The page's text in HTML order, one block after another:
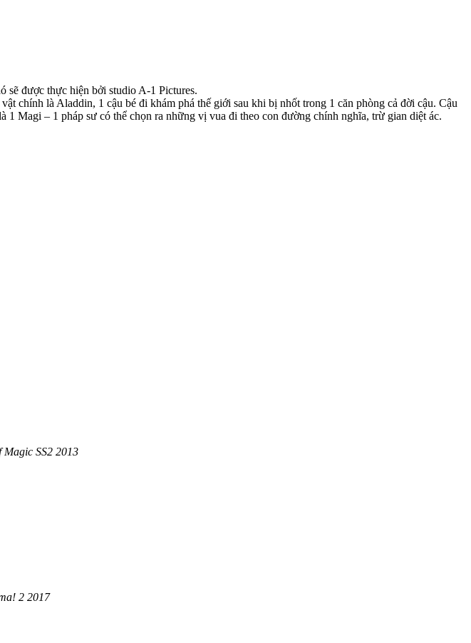
sẽ được thực hiện bởi studio A-1 Pictures.
chính là Aladdin, 1 cậu bé đi khám phá thế giới sau khi bị nhốt trong 1 căn phòng cả đời cậu. Cậu
Magi – 1 pháp sư có thể chọn ra những vị vua đi theo con đường chính nghĩa, trừ gian diệt ác.
SS2 2013
2 2017